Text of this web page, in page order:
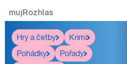
mujRozhlas
Hry a četby
Krimi
Pohádky
Pořady